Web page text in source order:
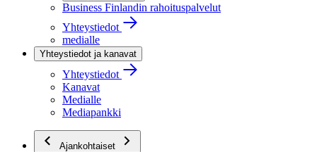
Business Finlandin rahoituspalvelut
Yhteystiedot
medialle
Yhteystiedot ja kanavat
Yhteystiedot
Kanavat
Medialle
Mediapankki
Ajankohtaiset